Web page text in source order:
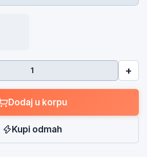
+
Dodaj u korpu
Kupi odmah